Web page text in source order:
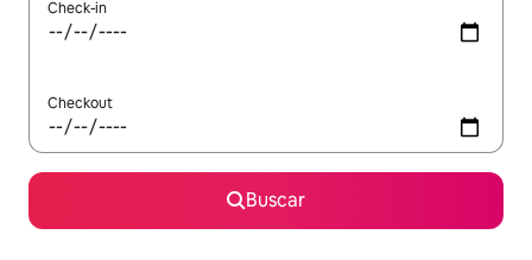
Check-in
Checkout
Buscar